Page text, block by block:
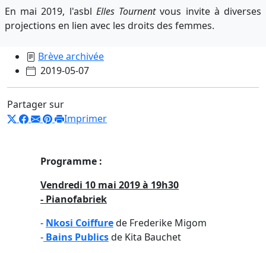
En mai 2019, l'asbl Elles Tournentvous invite à diverses
projections en lien avec les droits des femmes.
Brève archivée
2019-05-07
Partager sur
Imprimer
Programme :
Vendredi 10 mai 2019 à 19h30
- Pianofabriek
- Nkosi Coiffurede Frederike Migom
- Bains Publicsde Kita Bauchet